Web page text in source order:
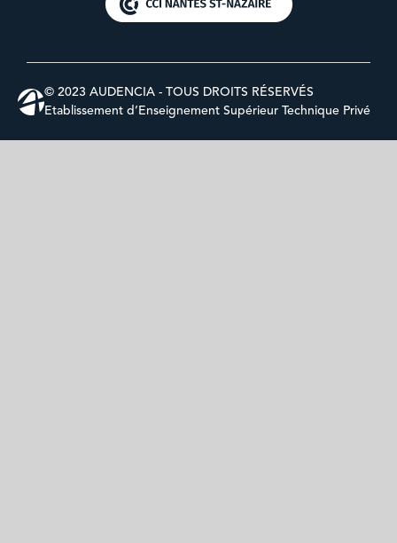
© 2023 AUDENCIA - TOUS DROITS RÉSERVÉS
Etablissement d’Enseignement Supérieur Technique Privé